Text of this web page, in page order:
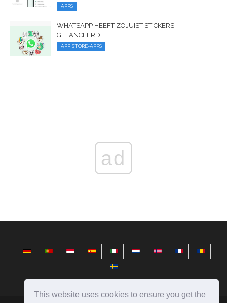
This website uses cookies to ensure you get the
APPS
WHATSAPP HEEFT ZOJUIST STICKERS
GELANCEERD
APP STORE-APPS
ad